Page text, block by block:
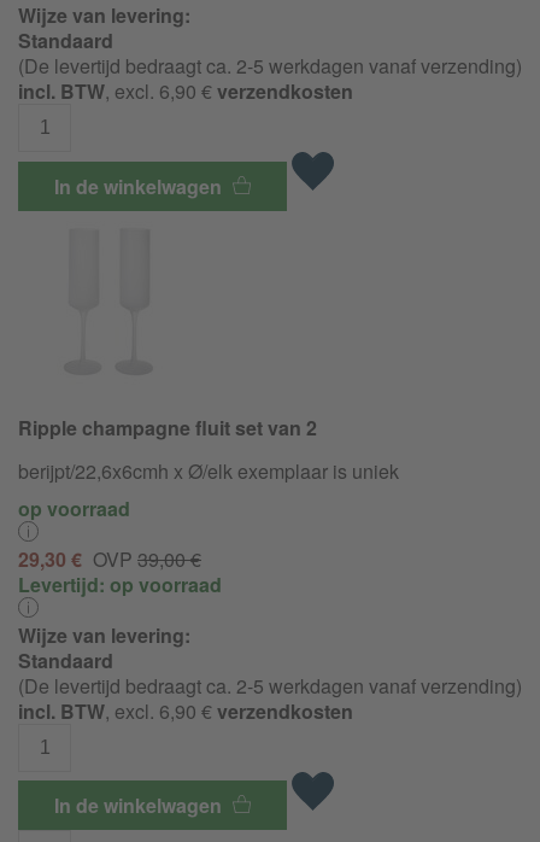
Wijze van levering:
Standaard
(De levertijd bedraagt ca. 2-5 werkdagen vanaf verzending)
incl. BTW, excl. 6,90 €verzendkosten
In de winkelwagen
Ripple champagne fluit set van 2
berijpt/22,6x6cmh x Ø/elk exemplaar is uniek
op voorraad
29,30 € OVP 39,00 €
Levertijd: op voorraad
Wijze van levering:
Standaard
(De levertijd bedraagt ca. 2-5 werkdagen vanaf verzending)
incl. BTW, excl. 6,90 €verzendkosten
In de winkelwagen